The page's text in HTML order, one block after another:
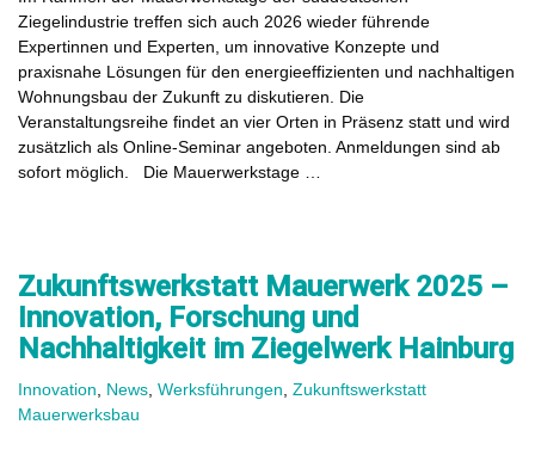
Ziegelindustrie treffen sich auch 2026 wieder führende
Expertinnen und Experten, um innovative Konzepte und
praxisnahe Lösungen für den energieeffizienten und nachhaltigen
Wohnungsbau der Zukunft zu diskutieren. Die
Veranstaltungsreihe findet an vier Orten in Präsenz statt und wird
zusätzlich als Online-Seminar angeboten. Anmeldungen sind ab
sofort möglich. Die Mauerwerkstage …
Zukunftswerkstatt Mauerwerk 2025 –
Innovation, Forschung und
Nachhaltigkeit im Ziegelwerk Hainburg
Innovation News Werksführungen Zukunftswerkstatt
Mauerwerksbau